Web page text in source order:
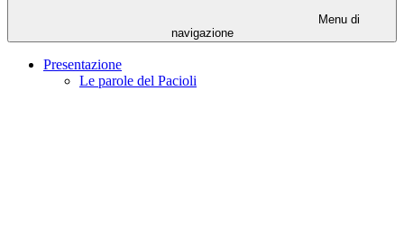
Menu di
navigazione
Presentazione
Le parole del Pacioli